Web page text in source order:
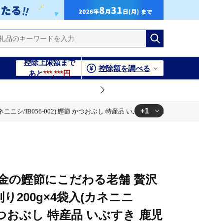
控除上限額まで
あと***,***円
控除額を調べる
ニシ/IB056-002) 鰹節 かつおぶし 特産品 いぶすき 鹿児島 鰹 加工
+1
の鰹節にこだわる老舗 贅沢
200g×4袋入(カネニニ
おぶし 特産品 いぶすき 鹿児